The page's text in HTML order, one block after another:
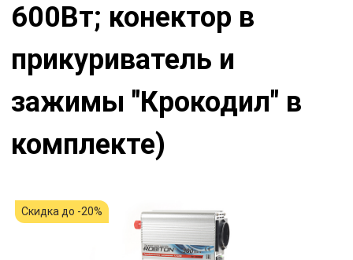
600Вт; конектор в
прикуриватель и
зажимы "Крокодил" в
комплекте)
Скидка до -20%